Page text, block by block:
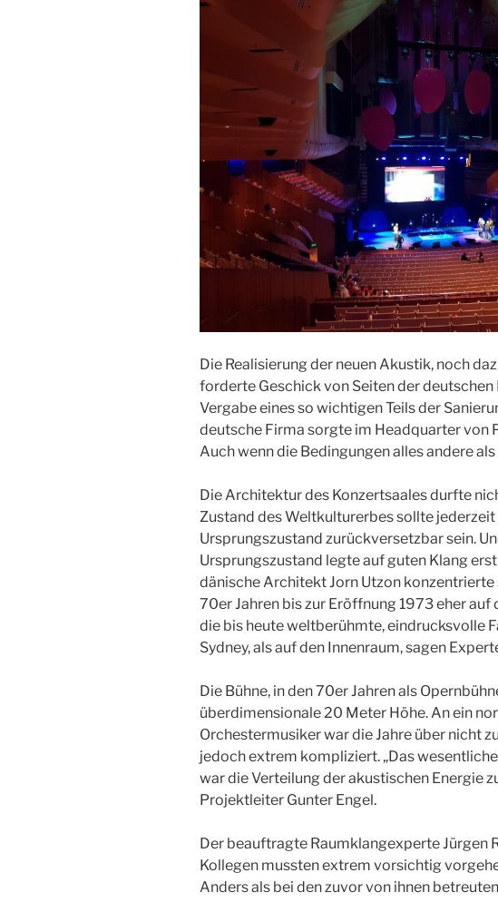
Die Realisierung der neuen Akustik, noch
forderte Geschick von Seiten der deutschen
Vergabe eines so wichtigen Teils der
deutsche Firma sorgte im Headquarter von
Auch wenn die Bedingungen alles andere
Die Architektur des Konzertsaales durfte
Zustand des Weltkulturerbes sollte jederzeit
Ursprungszustand zurückversetzbar sein.
Ursprungszustand legte auf guten Klang
dänische Architekt Jorn Utzon konzentrierte
70er Jahren bis zur Eröffnung 1973 eher auf
die bis heute weltberühmte, eindrucksvolle
Sydney, als auf den Innenraum, sagen
Die Bühne, in den 70er Jahren als
überdimensionale 20 Meter Höhe. An ein
Orchestermusiker war die Jahre über nicht
jedoch extrem kompliziert. „Das
war die Verteilung der akustischen Energie
Projektleiter Gunter Engel.
Der beauftragte Raumklangexperte Jürgen
Kollegen mussten extrem vorsichtig
Anders als bei den zuvor von ihnen